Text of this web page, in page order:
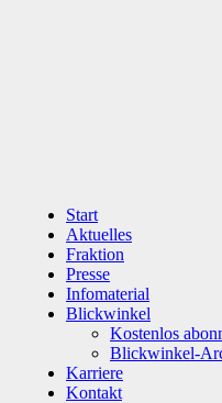
Start
Aktuelles
Fraktion
Presse
Infomaterial
Blickwinkel
Kostenlos
Blickwinkel-
Karriere
Kontakt